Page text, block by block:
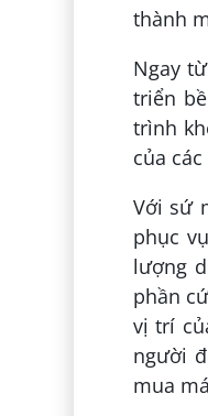
thành
Ngay
triển
trình
của
Với sứ
phục
lượng
phần
vị trí
người
mua